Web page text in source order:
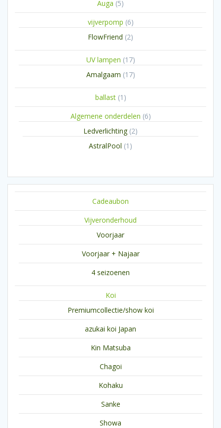
Auga 55
producten
vijverpomp 66
FlowFriend 22
UV lampen 1717
Amalgaam 1717
ballast 1 1
product
Algemene onderdelen 66
Ledverlichting 22
AstralPool 1 1
Cadeaubon
Vijveronderhoud
Voorjaar
Voorjaar + Najaar
4 seizoenen
Koi
Premiumcollectie/show koi
azukai koi Japan
Kin Matsuba
Chagoi
Kohaku
Sanke
Showa